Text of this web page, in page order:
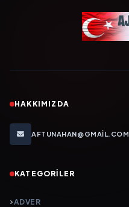
HAKKIMIZDA
AFTUNAHAN@GMAIL.COM
KATEGORILER
ADVER